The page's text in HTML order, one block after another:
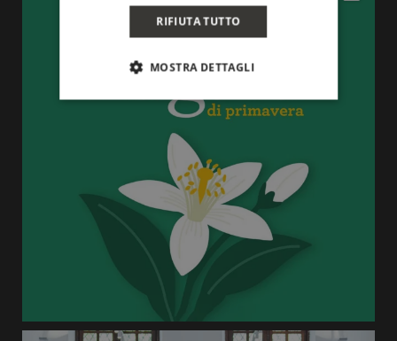
RIFIUTA TUTTO
MOSTRA DETTAGLI